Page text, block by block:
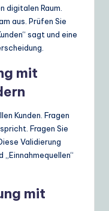
digitalen Raum.
aus. Prüfen Sie
sagt und eine
mit
Kunden. Fragen
Fragen Sie
Validierung
„Einnahmequellen“
mit